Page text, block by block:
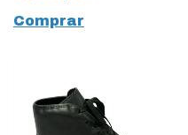
Comprar